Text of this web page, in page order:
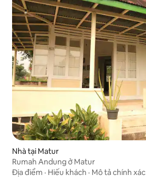
Nhà tại Matur
Rumah Andung ở Matur
Địa điểm · Hiếu khách · Mô tả chính xác